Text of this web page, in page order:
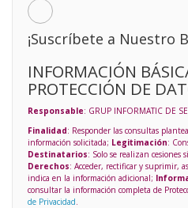
¡Suscríbete a Nuestro
INFORMACIÓN
PROTECCIÓN DE
Responsable: GRUP INFORMATIC DE
Finalidad: Responder las consultas
información solicitada; Legitimación:
Destinatarios: Solo se realizan cesiones
Derechos: Acceder, rectificar y suprimir,
indica en la información adicional;
consultar la información completa de
de Privacidad